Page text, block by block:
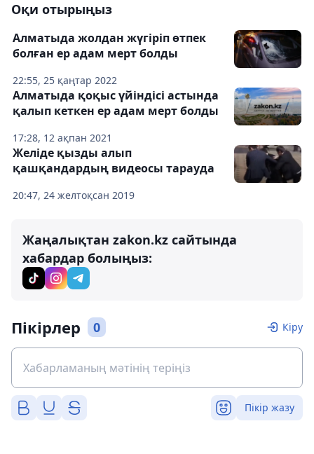
Оқи отырыңыз
22:55, 25 қаңтар 2022
Алматыда жолдан жүгіріп өтпек
болған ер адам мерт болды
17:28, 12 ақпан 2021
Алматыда қоқыс үйіндісі астында
қалып кеткен ер адам мерт болды
20:47, 24 желтоқсан 2019
Желіде қызды алып
қашқандардың видеосы тарауда
Жаңалықтан zakon.kz сайтында
хабардар болыңыз:
Пікірлер 0 Кіру
Пікір жазу